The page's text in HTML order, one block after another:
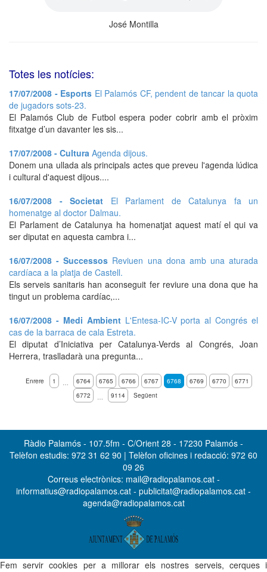
José Montilla
Totes les notícies:
17/07/2008 - Esports El Palamós CF, pendent de tancar la quota
de jugadors sots-23.
El Palamós Club de Futbol espera poder cobrir amb el pròxim
fitxatge d’un davanter les sis...
17/07/2008 - Cultura Agenda dijous.
Donem una ullada als principals actes que preveu l'agenda lúdica
i cultural d'aquest dijous....
16/07/2008 - Societat El Parlament de Catalunya fa un
homenatge al doctor Dalmau.
El Parlament de Catalunya ha homenatjat aquest matí el qui va
ser diputat en aquesta cambra i...
16/07/2008 - Successos Reviuen una dona amb una aturada
cardíaca a la platja de Castell.
Els serveis sanitaris han aconseguit fer reviure una dona que ha
tingut un problema cardíac,...
16/07/2008 - Medi Ambient L'Entesa-IC-V porta al Congrés el
cas de la barraca de cala Estreta.
El diputat d’Iniciativa per Catalunya-Verds al Congrés, Joan
Herrera, traslladarà una pregunta...
Enrere 1 … 6764 6765 6766 6767 6768 6769 6770
6771
6772
… 9114 Següent
Ràdio Palamós - 107.5fm - C/Orient 28 - 17230 Palamós -
Telèfon estudis: 972 31 62 90 | Telèfon oficines i redacció: 972 60
09 26
Correus electrònics: mail@radiopalamos.cat -
informatius@radiopalamos.cat - publicitat@radiopalamos.cat -
agenda@radiopalamos.cat
Fem servir cookies per a millorar els nostres serveis, cerques i